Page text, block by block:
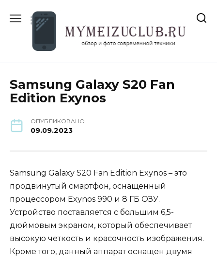
содержанию
Samsung Galaxy S20 Fan
Edition Exynos
ОПУБЛИКОВАНО
09.09.2023
Samsung Galaxy S20 Fan Edition Exynos – это
продвинутый смартфон, оснащенный
процессором Exynos 990 и 8 ГБ ОЗУ.
Устройство поставляется с большим 6,5-
дюймовым экраном, который обеспечивает
высокую четкость и красочность изображения.
Кроме того, данный аппарат оснащен двумя